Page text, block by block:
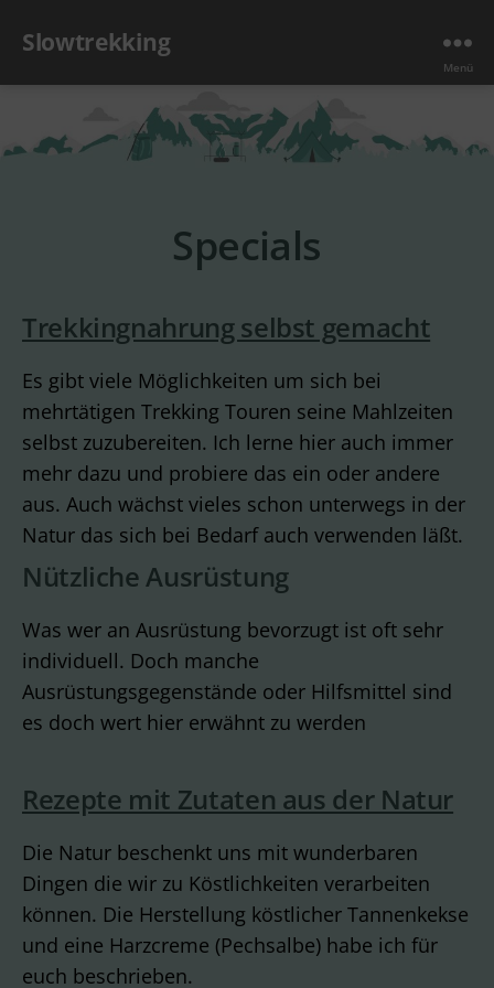
Slowtrekking
Menü
Specials
Trekkingnahrung selbst gemacht
Es gibt viele Möglichkeiten um sich bei
mehrtätigen Trekking Touren seine Mahlzeiten
selbst zuzubereiten. Ich lerne hier auch immer
mehr dazu und probiere das ein oder andere
aus. Auch wächst vieles schon unterwegs in der
Natur das sich bei Bedarf auch verwenden läßt.
Nützliche Ausrüstung
Was wer an Ausrüstung bevorzugt ist oft sehr
individuell. Doch manche
Ausrüstungsgegenstände oder Hilfsmittel sind
es doch wert hier erwähnt zu werden
Rezepte mit Zutaten aus der Natur
Die Natur beschenkt uns mit wunderbaren
Dingen die wir zu Köstlichkeiten verarbeiten
können. Die Herstellung köstlicher Tannenkekse
und eine Harzcreme (Pechsalbe) habe ich für
euch beschrieben.